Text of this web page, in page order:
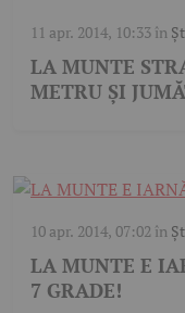
11 apr. 2014, 10:33 în
LA MUNTE
METRU ȘI
10 apr. 2014, 07:02 în
LA MUNTE E
7 GRADE!